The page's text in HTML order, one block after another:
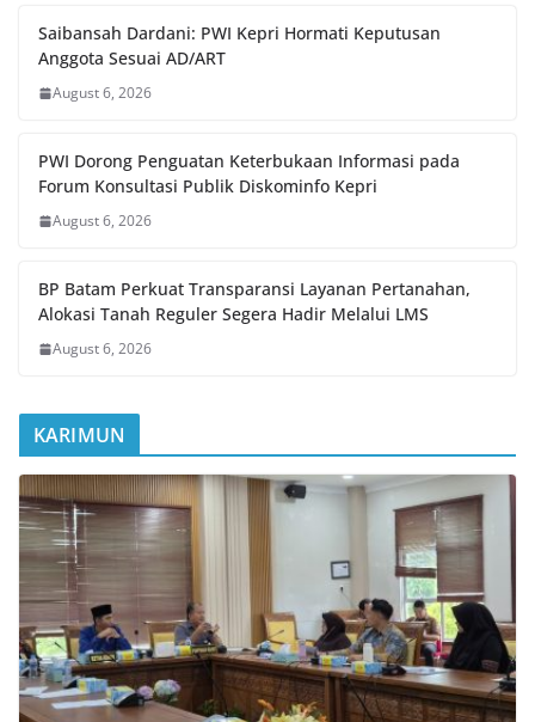
Saibansah Dardani: PWI Kepri Hormati Keputusan
Anggota Sesuai AD/ART
August 6, 2026
PWI Dorong Penguatan Keterbukaan Informasi pada
Forum Konsultasi Publik Diskominfo Kepri
August 6, 2026
BP Batam Perkuat Transparansi Layanan Pertanahan,
Alokasi Tanah Reguler Segera Hadir Melalui LMS
August 6, 2026
KARIMUN